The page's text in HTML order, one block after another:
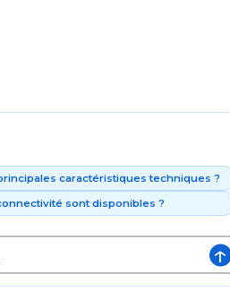
caractéristiques techniques ?
sont disponibles ?
↑